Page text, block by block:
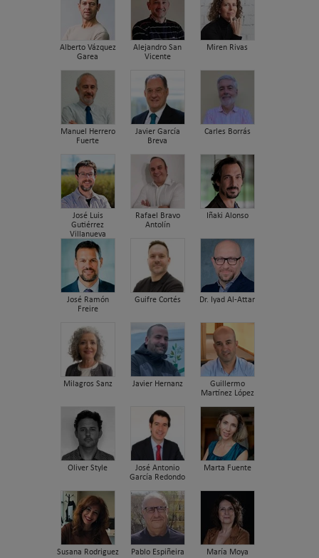
Alberto Vázquez
Garea
Alejandro San
Vicente
Miren Rivas
Manuel Herrero
Fuerte
Javier García
Breva
Carles Borrás
José Luis
Gutiérrez
Villanueva
Rafael Bravo
Antolín
Iñaki Alonso
José Ramón
Freire
Guifre Cortés Dr. Iyad Al-Attar
Milagros Sanz Javier Hernanz
Guillermo
Martínez López
Oliver Style
José Antonio
García Redondo
Marta Fuente
Susana Rodriguez Pablo Espiñeira María Moya